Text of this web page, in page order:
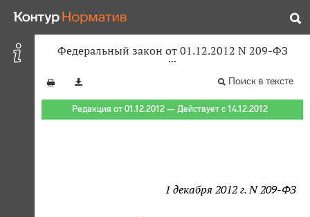
Федеральный закон от 01.12.2012 N 209-ФЗ
Поиск в тексте
Редакция от 01.12.2012 — Действует с 14.12.2012
1 декабря 2012 г. N 209-ФЗ